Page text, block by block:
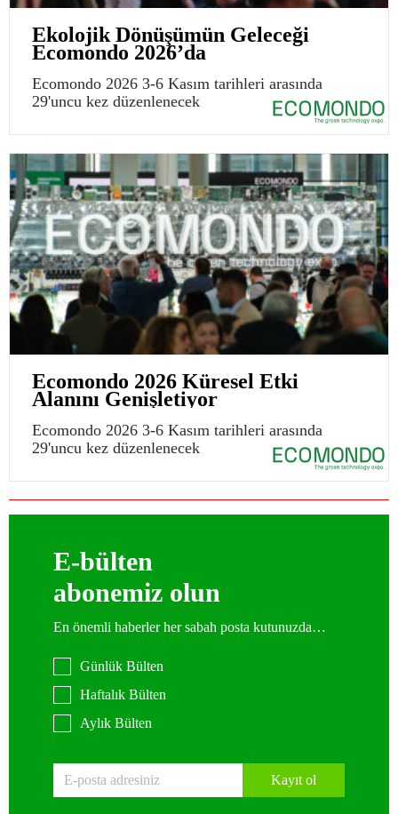
Ekolojik Dönüşümün Geleceği
Ecomondo 2026’da
Ecomondo 2026 3-6 Kasım tarihleri arasında
29'uncu kez düzenlenecek
Ecomondo 2026 Küresel Etki
Alanını Genişletiyor
Ecomondo 2026 3-6 Kasım tarihleri arasında
29'uncu kez düzenlenecek
E-bülten
abonemiz olun
En önemli haberler her sabah posta kutunuzda…
Günlük Bülten
Haftalık Bülten
Aylık Bülten
Kayıt ol